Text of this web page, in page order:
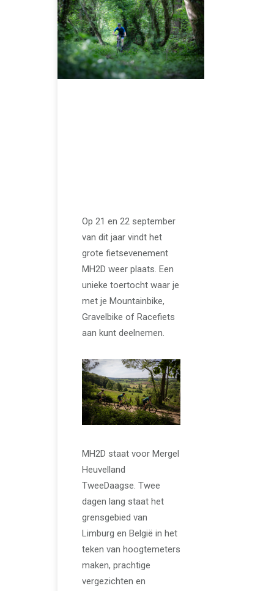
Op 21 en 22 september
van dit jaar vindt het
grote fietsevenement
MH2D weer plaats. Een
unieke toertocht waar je
met je Mountainbike,
Gravelbike of Racefiets
aan kunt deelnemen.
MH2D staat voor Mergel
Heuvelland
TweeDaagse. Twee
dagen lang staat het
grensgebied van
Limburg en België in het
teken van hoogtemeters
maken, prachtige
vergezichten en